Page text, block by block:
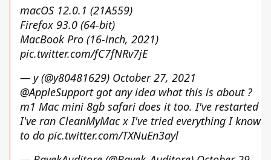
macOS 12.0.1 (21A559)
Firefox 93.0 (64-bit)
MacBook Pro (16-inch, 2021)
pic.twitter.com/fC7fNRv7jE
— y (@y80481629) October 27, 2021
@AppleSupportgot any idea what this is about ?
m1 Mac mini 8gb safari does it too. I've restarted
I've ran CleanMyMac x I've tried everything I know
to do pic.twitter.com/TXNuEn3ayl